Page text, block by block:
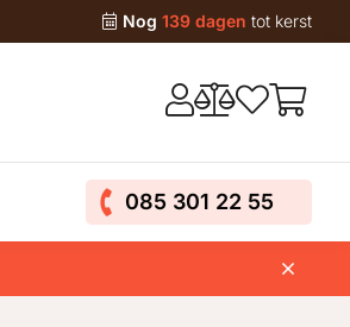
Nog 139 dagen tot kerst
085 301 22 55